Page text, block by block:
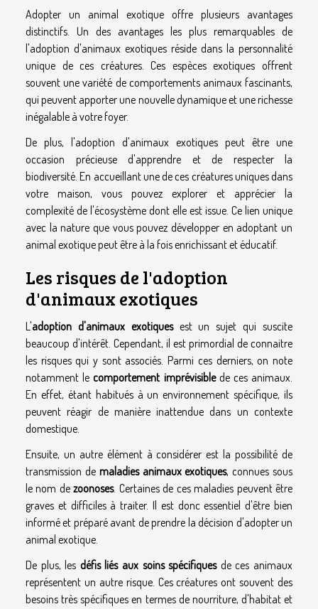
Adopter un animal exotique offre plusieurs avantages
distinctifs. Un des avantages les plus remarquables de
l'adoption d'animaux exotiques réside dans la personnalité
unique de ces créatures. Ces espèces exotiques offrent
souvent une variété de comportements animaux fascinants,
qui peuvent apporter une nouvelle dynamique et une richesse
inégalable à votre foyer.
De plus, l'adoption d'animaux exotiques peut être une
occasion précieuse d'apprendre et de respecter la
biodiversité. En accueillant une de ces créatures uniques dans
votre maison, vous pouvez explorer et apprécier la
complexité de l'écosystème dont elle est issue. Ce lien unique
avec la nature que vous pouvez développer en adoptant un
animal exotique peut être à la fois enrichissant et éducatif.
Les risques de l'adoption
d'animaux exotiques
L'adoption d'animaux exotiquesest un sujet qui suscite
beaucoup d'intérêt. Cependant, il est primordial de connaitre
les risques qui y sont associés. Parmi ces derniers, on note
notamment lecomportement imprévisiblede ces animaux.
En effet, étant habitués à un environnement spécifique, ils
peuvent réagir de manière inattendue dans un contexte
domestique.
Ensuite, un autre élément à considérer est la possibilité de
transmission de maladies animaux exotiques, connues sous
le nom dezoonoses. Certaines de ces maladies peuvent être
graves et difficiles à traiter. Il est donc essentiel d'être bien
informé et préparé avant de prendre la décision d'adopter un
animal exotique.
De plus, les défis liés aux soins spécifiquesde ces animaux
représentent un autre risque. Ces créatures ont souvent des
besoins très spécifiques en termes de nourriture, d'habitat et